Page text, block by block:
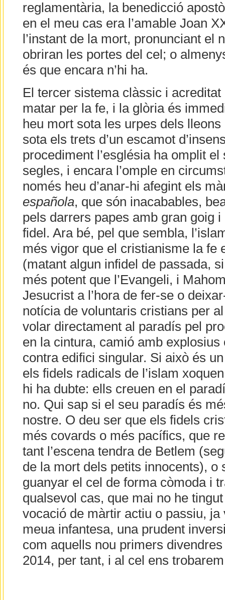
reglamentària, la benedicció
en el meu cas era l’amable Joan
l’instant de la mort, pronunciant el
obriran les portes del cel; o
és que encara n’hi ha.
El tercer sistema clàssic i
matar per la fe, i la glòria és
heu mort sota les urpes dels
sota els trets d’un escamot
procediment l’església ha omplit
segles, i encara l’omple en
només heu d’anar-hi afegint els
española, que són inacabables,
pels darrers papes amb gran goig
fidel. Ara bé, pel que sembla,
més vigor que el cristianisme la fe
(matant algun infidel de passada,
més potent que l’Evangeli, i
Jesucrist a l’hora de fer-se o
notícia de voluntaris cristians per
volar directament al paradís pel
en la cintura, camió amb explosius
contra edifici singular. Si això és
els fidels radicals de l’islam
hi ha dubte: ells creuen en el
no. Qui sap si el seu paradís és
nostre. O deu ser que els fidels
més covards o més pacífics, que
tant l’escena tendra de Betlem
de la mort dels petits innocents), o
guanyar el cel de forma còmoda i
qualsevol cas, que mai no he
vocació de màrtir actiu o passiu, ja
meua infantesa, una prudent
com aquells nou primers
2014, per tant, i al cel ens